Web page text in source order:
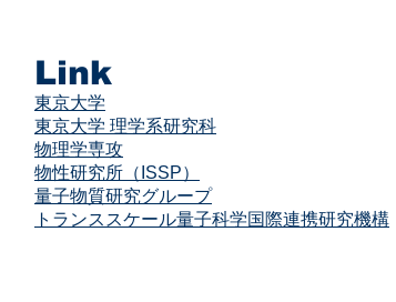
Link
東京大学
東京大学 理学系研究科
物理学専攻
物性研究所（ISSP）
量子物質研究グループ
​​トランススケール量子科学国際連携研究機構